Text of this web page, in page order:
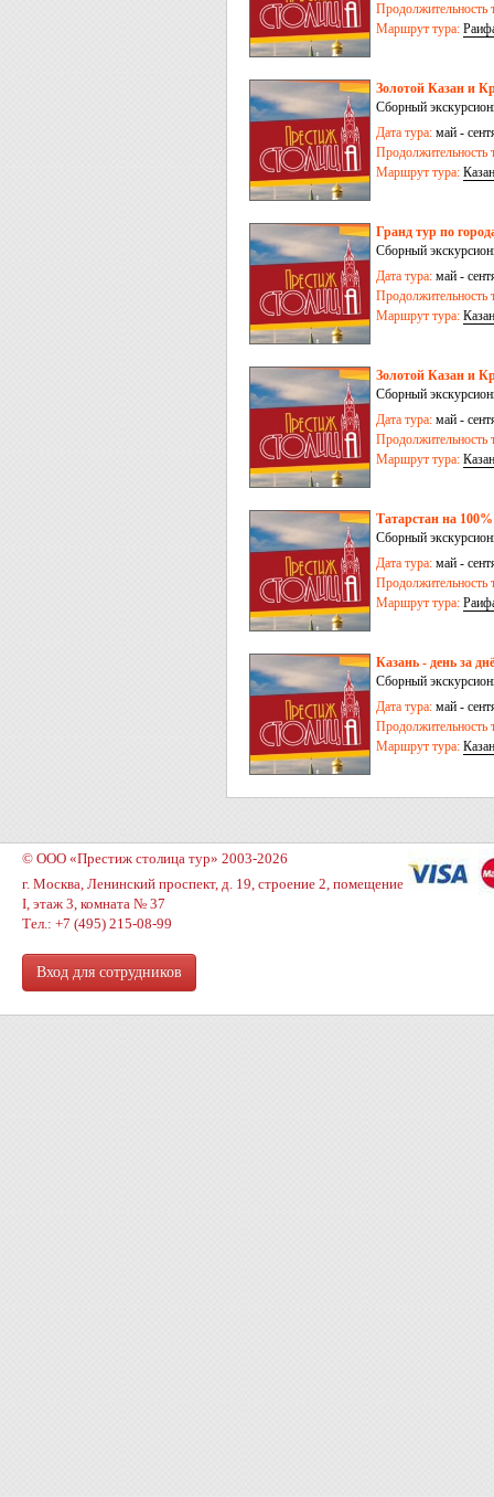
Продолжительность
Маршрут тура:
Золотой Казан и
Сборный
Дата тура: май -
Продолжительность
Маршрут тура:
Гранд тур по
Сборный
Дата тура: май -
Продолжительность
Маршрут тура:
Золотой Казан и
Сборный
Дата тура: май -
Продолжительность
Маршрут тура:
Татарстан на
Сборный
Дата тура: май -
Продолжительность
Маршрут тура:
Казань - день за
Сборный
Дата тура: май -
Продолжительность
Маршрут тура:
© ООО «Престиж столица тур» 2003-2026
г. Москва, Ленинский проспект, д. 19, строение 2, помещение
I, этаж 3, комната № 37
Тел.: +7 (495) 215-08-99
Вход для сотрудников